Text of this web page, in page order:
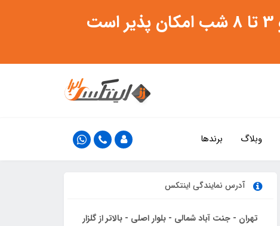
وبلاگ برندها
آدرس نمایندگی اینتکس
تهران - جنت آباد شمالی - بلوار اصلی - بالاتر از گلزار